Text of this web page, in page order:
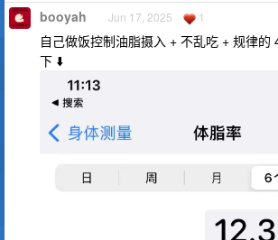
booyah Jun 17, 2025 1
自己做饭控制油脂摄入 + 不乱吃 + 规律的
下 ⬇️